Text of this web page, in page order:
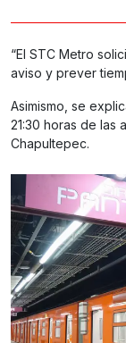
“El STC Metro
aviso y prever
Asimismo, se
21:30 horas de las
Chapultepec.